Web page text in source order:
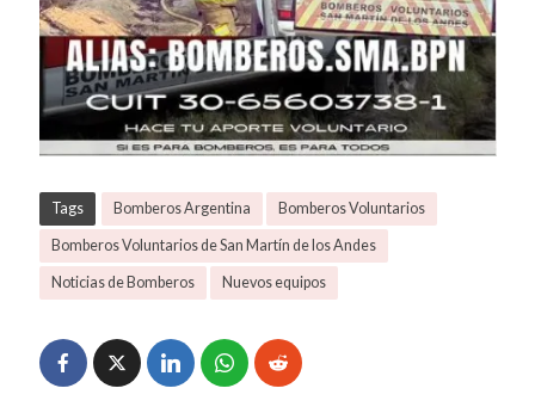
Tags Bomberos Argentina Bomberos Voluntarios
Bomberos Voluntarios de San Martín de los Andes
Noticias de Bomberos Nuevos equipos